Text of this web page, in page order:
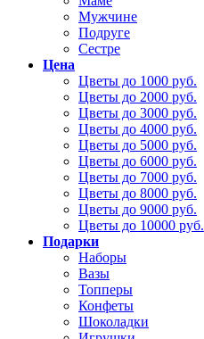
Мужчине
Подруге
Сестре
Цена
Цветы до 1000 руб.
Цветы до 2000 руб.
Цветы до 3000 руб.
Цветы до 4000 руб.
Цветы до 5000 руб.
Цветы до 6000 руб.
Цветы до 7000 руб.
Цветы до 8000 руб.
Цветы до 9000 руб.
Цветы до 10000 руб.
Подарки
Наборы
Вазы
Топперы
Конфеты
Шоколадки